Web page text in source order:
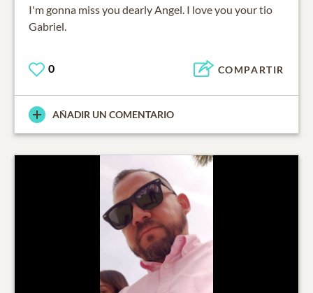
I'm gonna miss you dearly Angel. I love you your tio
Gabriel.
0 COMPARTIR
AÑADIR UN COMENTARIO